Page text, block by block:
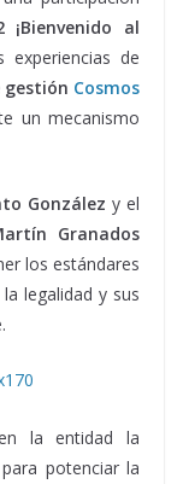
¡Bienvenido al
de
gestión Cosmos
un mecanismo
González y el
Granados
los estándares
legalidad y sus
la entidad la
potenciar la